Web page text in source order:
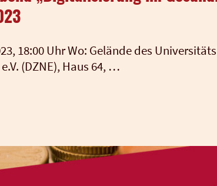
18:00 Uhr Wo: Gelän­de des
(DZNE), Haus 64, …